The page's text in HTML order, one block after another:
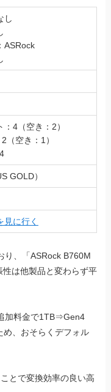
し
ASRock
：4（空き：2）
（空き：1）
GOLD）
に行く
り、「ASRock B760M
は他製品と変わらず平
加料金で1TB⇒Gen4
め、おそらくデフォル
とで変換効率の良い高